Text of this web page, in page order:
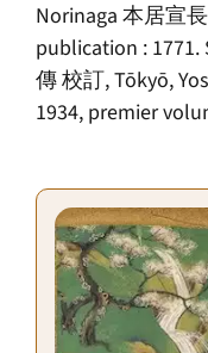
Norinaga 本居宣
publication : 1771.
傳 校訂, Tōkyō,
1934, premier